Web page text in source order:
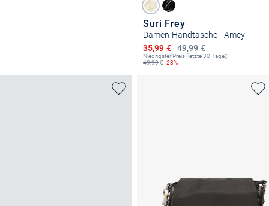
Suri Frey
Damen Handtasche - Amey
49,99 €
Ermäßigter Preis
35,99 €
Niedrigster Preis (letzte 30 Tage):
49,99€ -28%